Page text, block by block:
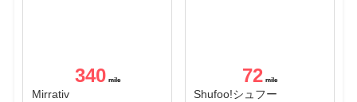
340
Mirrativ
72
Shufoo!シュフー